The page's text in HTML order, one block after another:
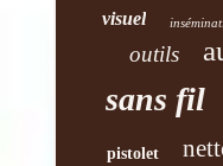
visuel
outils
sans fil
pistolet